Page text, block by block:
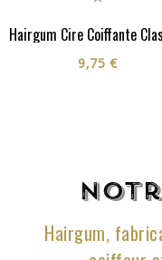
9,75 €
Hairgum,